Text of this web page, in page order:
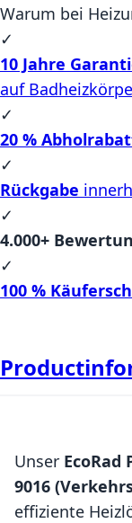
Warum bei
✓
10 Jahre
auf
✓
20 %
✓
Rückgabe
✓
4.000+
✓
100 %
Unser EcoRad
9016
effiziente